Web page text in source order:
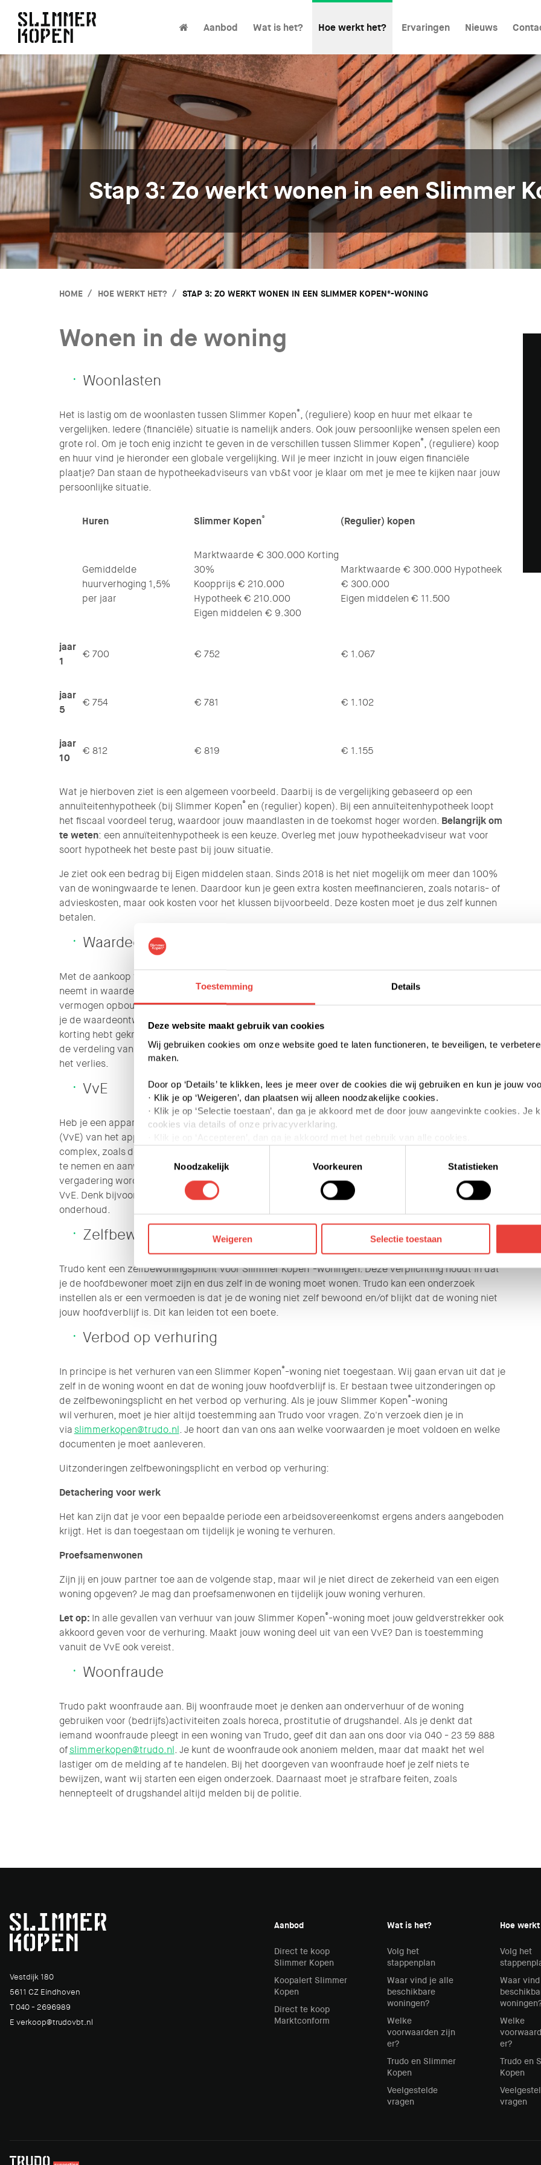
Toestemming Details
Deze website maakt gebruik van cookies
Wij gebruiken cookies om onze website goed te laten functioneren, te beveiligen, te
maken.
Door op ‘Details’ te klikken, lees je meer over de cookies die wij gebruiken en kun je jouw
· Klik je op ‘Weigeren’, dan plaatsen wij alleen noodzakelijke cookies.
· Klik je op ‘Selectie toestaan’, dan ga je akkoord met de door jouw aangevinkte cookies. Je
cookies via details of onze privacyverklaring.
· Klik je op ‘Accepteren’, dan ga je akkoord met het gebruik van alle cookies.
Je kunt jouw toestemming op elk moment intrekken of te veranderen door op de zwevende
We werken samen met derden die jouw gegevens kunnen ontvangen en verwerken. Bekijk
Noodzakelijk
Voorkeuren Statistieken
Weigeren Selectie toestaan
Aanbod Wat is het? Hoe werkt het? Ervaringen Nieuws
Stap 3: Zo werkt wonen in een Slimmer
HOME HOE WERKT HET? STAP 3: ZO WERKT WONEN IN EEN SLIMMER KOPEN®-WONING
Wonen in de woning
Woonlasten
Het is lastig om de woonlasten tussen Slimmer Kopen®, (reguliere) koop en huur met elkaar te
vergelijken. Iedere (financiële) situatie is namelijk anders. Ook jouw persoonlijke wensen spelen een
grote rol. Om je toch enig inzicht te geven in de verschillen tussen Slimmer Kopen®, (reguliere) koop
en huur vind je hieronder een globale vergelijking. Wil je meer inzicht in jouw eigen financiële
plaatje? Dan staan de hypotheekadviseurs van vb&t voor je klaar om met je mee te kijken naar jouw
persoonlijke situatie.
Huren Slimmer Kopen® (Regulier) kopen
Gemiddelde
huurverhoging 1,5%
per jaar
Marktwaarde € 300.000 Korting
30%
Koopprijs € 210.000
Hypotheek € 210.000
Eigen middelen € 9.300
Marktwaarde € 300.000 Hypotheek
€ 300.000
Eigen middelen € 11.500
jaar
1
€ 700 € 752 € 1.067
jaar
5
€ 754 € 781 € 1.102
jaar
10
€ 812 € 819 € 1.155
Wat je hierboven ziet is een algemeen voorbeeld. Daarbij is de vergelijking gebaseerd op een
annuïteitenhypotheek (bij Slimmer Kopen®en (regulier) kopen). Bij een annuïteitenhypotheek loopt
het fiscaal voordeel terug, waardoor jouw maandlasten in de toekomst hoger worden. Belangrijk om
te weten: een annuïteitenhypotheek is een keuze. Overleg met jouw hypotheekadviseur wat voor
soort hypotheek het beste past bij jouw situatie.
Je ziet ook een bedrag bij Eigen middelen staan. Sinds 2018 is het niet mogelijk om meer dan 100%
van de woningwaarde te lenen. Daardoor kun je geen extra kosten meefinancieren, zoals notaris- of
advieskosten, maar ook kosten voor het klussen bijvoorbeeld. Deze kosten moet je dus zelf kunnen
betalen.
Waardeopbouw
Met de aankoop van een Slimmer Kopen ®
neemt in waarde toe en je bent bezig met het aflossen van jouw hypotheek, waardoor je ook
vermogen opbouwt. Het verschil tussen een Slimmer Kopen®-woning en een reguliere woning is dat
je de waardeontwikkeling van jouw Slimmer Kopen
-woning deelt met Trudo. Dat komt doordat je
korting hebt gekregen bij de aankoopprijs. In jouw ondertekende koopcontract staan afspraken over
de verdeling van deze waardeontwikkeling. Ook als jouw woning in waarde daalt, deel je met Trudo
het verlies.
VvE
Heb je een appartement gekocht? Dan word je automatisch ook lid van de Vereniging van Eigenaren
(VvE) van het appartementencomplex. De VvE beslist over de gemeenschappelijke delen van het
complex, zoals de entree, galerij of het dak. Het is daarom belangrijk om VvE-documenten goed door
te nemen en aanwezig te zijn bij de jaarlijkse Algemene Ledenvergadering (ALV). Tijdens deze
vergadering worden beslissingen genomen die van invloed kunnen zijn op alle eigenaren binnen de
VvE. Denk bijvoorbeeld aan verduurzaming van het complex, het huishoudelijk reglement of (groot)
onderhoud.
Zelfbewoningsplicht
Trudo kent een zelfbewoningsplicht voor Slimmer Kopen®-woningen. Deze verplichting houdt in dat
je de hoofdbewoner moet zijn en dus zelf in de woning moet wonen. Trudo kan een onderzoek
instellen als er een vermoeden is dat je de woning niet zelf bewoond en/of blijkt dat de woning niet
jouw hoofdverblijf is. Dit kan leiden tot een boete.
Verbod op verhuring
In principe is het verhuren van een Slimmer Kopen®-woning niet toegestaan. Wij gaan ervan uit dat je
zelf in de woning woont en dat de woning jouw hoofdverblijf is. Er bestaan twee uitzonderingen op
de zelfbewoningsplicht en het verbod op verhuring. Als je jouw Slimmer Kopen®-woning
wil verhuren, moet je hier altijd toestemming aan Trudo voor vragen. Zo'n verzoek dien je in
via slimmerkopen@trudo.nl. Je hoort dan van ons aan welke voorwaarden je moet voldoen en welke
documenten je moet aanleveren.
Uitzonderingen zelfbewoningsplicht en verbod op verhuring:
Detachering voor werk
Het kan zijn dat je voor een bepaalde periode een arbeidsovereenkomst ergens anders aangeboden
krijgt. Het is dan toegestaan om tijdelijk je woning te verhuren.
Proefsamenwonen
Zijn jij en jouw partner toe aan de volgende stap, maar wil je niet direct de zekerheid van een eigen
woning opgeven? Je mag dan proefsamenwonen en tijdelijk jouw woning verhuren.
Let op: In alle gevallen van verhuur van jouw Slimmer Kopen®-woning moet jouw geldverstrekker ook
akkoord geven voor de verhuring. Maakt jouw woning deel uit van een VvE? Dan is toestemming
vanuit de VvE ook vereist.
Woonfraude
Trudo pakt woonfraude aan. Bij woonfraude moet je denken aan onderverhuur of de woning
gebruiken voor (bedrijfs)activiteiten zoals horeca, prostitutie of drugshandel. Als je denkt dat
iemand woonfraude pleegt in een woning van Trudo, geef dit dan aan ons door via 040 - 23 59 888
ofslimmerkopen@trudo.nl. Je kunt de woonfraude ook anoniem melden, maar dat maakt het wel
lastiger om de melding af te handelen. Bij het doorgeven van woonfraude hoef je zelf niets te
bewijzen, want wij starten een eigen onderzoek. Daarnaast moet je strafbare feiten, zoals
hennepteelt of drugshandel altijd melden bij de politie.
Vestdijk 180
5611 CZ Eindhoven
T 040 - 2696989
E verkoop@trudovbt.nl
Aanbod
Direct te koop
Slimmer Kopen
Koopalert Slimmer
Kopen
Direct te koop
Marktconform
Wat is het?
Volg het
stappenplan
Waar vind je alle
beschikbare
woningen?
Welke
voorwaarden zijn
er?
Trudo en Slimmer
Kopen
Veelgestelde
vragen
Hoe
Volg het
Waar
Welke
er?
Trudo en
Kopen
vragen